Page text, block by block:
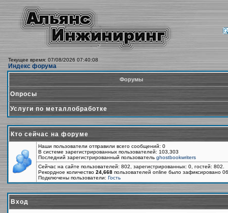
Текущее время: 07/08/2026 07:40:08
Индекс форума
Форумы
Опросы
Услуги по металлобработке
Кто сейчас на форуме
Наши пользователи отправили всего сообщений: 0
В системе зарегистрированных пользователей: 103,303
Последний зарегистрированный пользователь ghostbookwriters
Сейчас на сайте пользователей: 802, зарегистрированных: 0, гостей:
Рекордное количество 24,668 пользователей online было зафиксировано
Подключены пользователи: Гость
Вход